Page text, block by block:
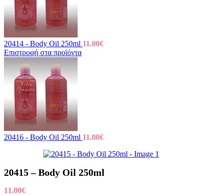
20414 - Body Oil 250ml 11.00€
Επιστροφή στα προϊόντα
20416 - Body Oil 250ml 11.00€
20415 – Body Oil 250ml
11.00€